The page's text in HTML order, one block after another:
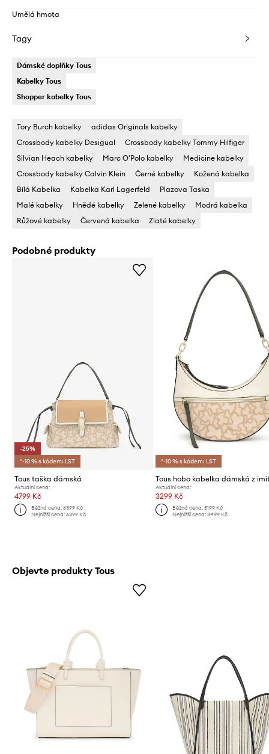
Umělá hmota
Tagy
Dámské doplňky Tous
Kabelky Tous
Shopper kabelky Tous
Tory Burch kabelky
adidas Originals kabelky
Crossbody kabelky Desigual
Crossbody kabelky Tommy Hilfiger
Silvian Heach kabelky
Marc O'Polo kabelky
Medicine kabelky
Crossbody kabelky Calvin Klein
Černé kabelky
Kožená kabelka
Bílá Kabelka
Kabelka Karl Lagerfeld
Plazova Taska
Malé kabelky
Hnědé kabelky Zelené kabelky
Modrá kabelka
Růžové kabelky
Červená kabelka Zlaté kabelky
Podobné produkty
-25%
*-10 % s kódem: LST
Tous taška dámská
Aktuální cena:
4799 Kč
Běžná cena:6399 Kč
Nejnižší cena:6399 Kč
*-10 % s kódem: LST
Aktuální cena:
3299 Kč
Běžná cena: 5199 Kč
Nejnižší cena: 3499 Kč
Objevte produkty Tous